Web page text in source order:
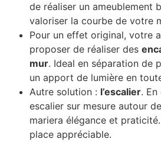
de réaliser un ameublement
valoriser la courbe de votre
Pour un effet original, votre
proposer de réaliser des
mur. Ideal en séparation de
un apport de lumière en
Autre solution : l’escalier.
escalier sur mesure autour
mariera élégance et
place appréciable.